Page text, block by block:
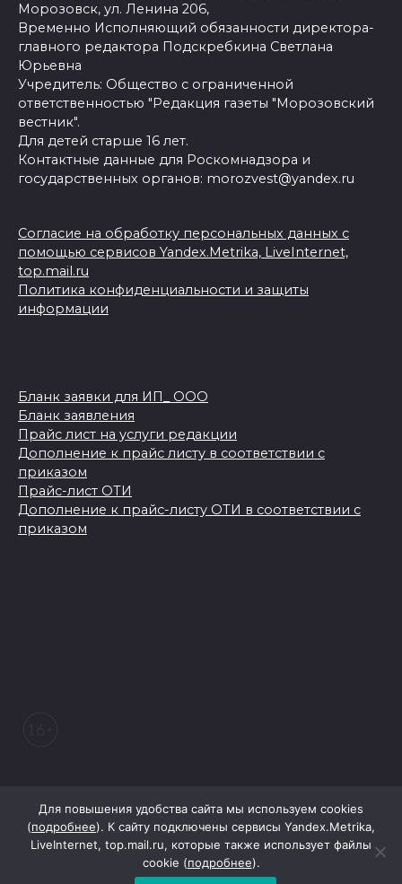
Морозовск, ул. Ленина 206,
Временно Исполняющий обязанности директора-
главного редактора Подскребкина Светлана
Юрьевна
Учредитель: Общество с ограниченной
ответственностью "Редакция газеты "Морозовский
вестник".
Для детей старше 16 лет.
Контактные данные для Роскомнадзора и
государственных органов: morozvest@yandex.ru
Согласие на обработку персональных данных с
помощью сервисов Yandex.Metrika, LiveInternet,
top.mail.ru
Политика конфиденциальности и защиты
информации
Бланк заявки для ИП_ ООО
Бланк заявления
Прайс лист на услуги редакции
Дополнение к прайс листу в соответствии с
приказом
Прайс-лист ОТИ
Дополнение к прайс-листу ОТИ в соответствии с
приказом
При поддержке Правительства Ростовской области
Для повышения удобства сайта мы используем cookies
(подробнее). К сайту подключены сервисы Yandex.Metrika,
LiveInternet, top.mail.ru, которые также использует файлы
cookie (подробнее).